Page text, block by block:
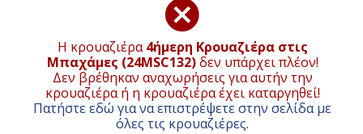
Η κρουαζιέρα4ήμερη Κρουαζιέρα στις
Μπαχάμες (24MSC132)δεν υπάρχει πλέον!
Δεν βρέθηκαν αναχωρήσεις για αυτήν την
κρουαζιέρα ή η κρουαζιέρα έχει καταργηθεί!
Πατήστε εδώ για να επιστρέψετε στην σελίδα με
όλες τις κρουαζιέρες.
Όσεαν Κέϊ MSC Reserve, Μπαχάμες
-
ΧΑΡΤΗΣ ΚΡΟΥΑΖΙΕΡΑΣ
Συνολική απόσταση κρουαζιέρας:550ναυτικά μίλια
(1019χλμ.)